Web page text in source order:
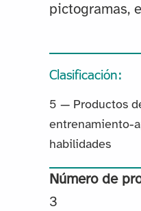
pictogramas,
Clasificación:
5 — Productos
entrenamiento-
habilidades
Número de
3